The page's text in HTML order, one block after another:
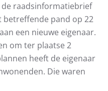
raadsinformatiebrief
betreffende pand op 22
een nieuwe eigenaar.
om ter plaatse 2
heeft de eigenaar
Die waren